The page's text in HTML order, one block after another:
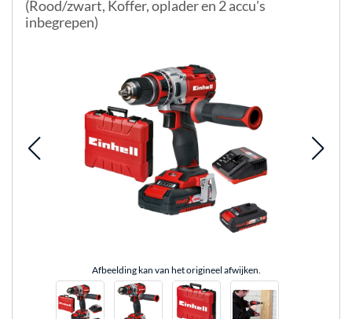
(Rood/zwart, Koffer, oplader en 2 accu's
inbegrepen)
Afbeelding kan van het origineel afwijken.